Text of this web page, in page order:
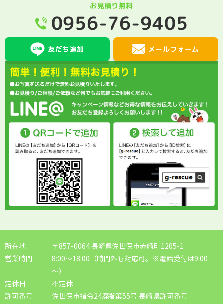
お見積り無料
0956-76-9405
友だち追加 メールフォーム
所在地
〒857-0064 長崎県佐世保市赤崎町1205-1
営業時間
8:00～18:00（時間外も対応可。※電話受付は9:00
～）
定休日
不定休
許可番号
佐世保市指令24廃指第55号 長崎県許可番号